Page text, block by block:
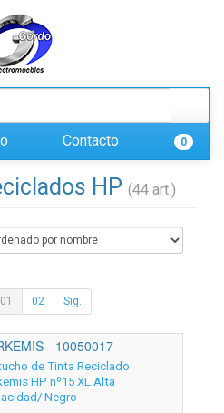
Contacto 0
HP (44 art.)
01 02 Sig.
- 10050017
de Tinta Reciclado
HP nº15 XL Alta
Negro